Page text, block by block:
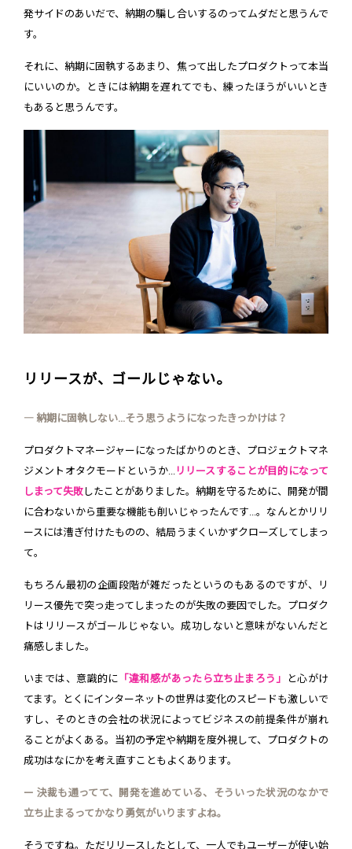
発サイドのあいだで、納期の騙し合いするのってムダだと思うんで
す。
それに、納期に固執するあまり、焦って出したプロダクトって本当
にいいのか。ときには納期を遅れてでも、練ったほうがいいとき
もあると思うんです。
リリースが、ゴールじゃない。
― 納期に固執しない...そう思うようになったきっかけは？
プロダクトマネージャーになったばかりのとき、プロジェクトマネ
ジメントオタクモードというか...
リリースすることが目的になって
しまって失敗 したことがありました。納期を守るために、開発が間
に合わないから重要な機能も削いじゃったんです...。なんとかリリ
ースには漕ぎ付けたものの、結局うまくいかずクローズしてしまっ
て。
もちろん最初の企画段階が雑だったというのもあるのですが、リ
リース優先で突っ走ってしまったのが失敗の要因でした。プロダク
トはリリースがゴールじゃない。成功しないと意味がないんだと
痛感しました。
いまでは、意識的に 「違和感があったら立ち止まろう」
と心がけ
てます。とくにインターネットの世界は変化のスピードも激しいで
すし、そのときの会社の状況によってビジネスの前提条件が崩れ
ることがよくある。当初の予定や納期を度外視して、プロダクトの
成功はなにかを考え直すこともよくあります。
ー 決裁も通ってて、開発を進めている、そういった状況のなかで
立ち止まるってかなり勇気がいりますよね。
そうですね。ただリリースしたとして、一人でもユーザーが使い始